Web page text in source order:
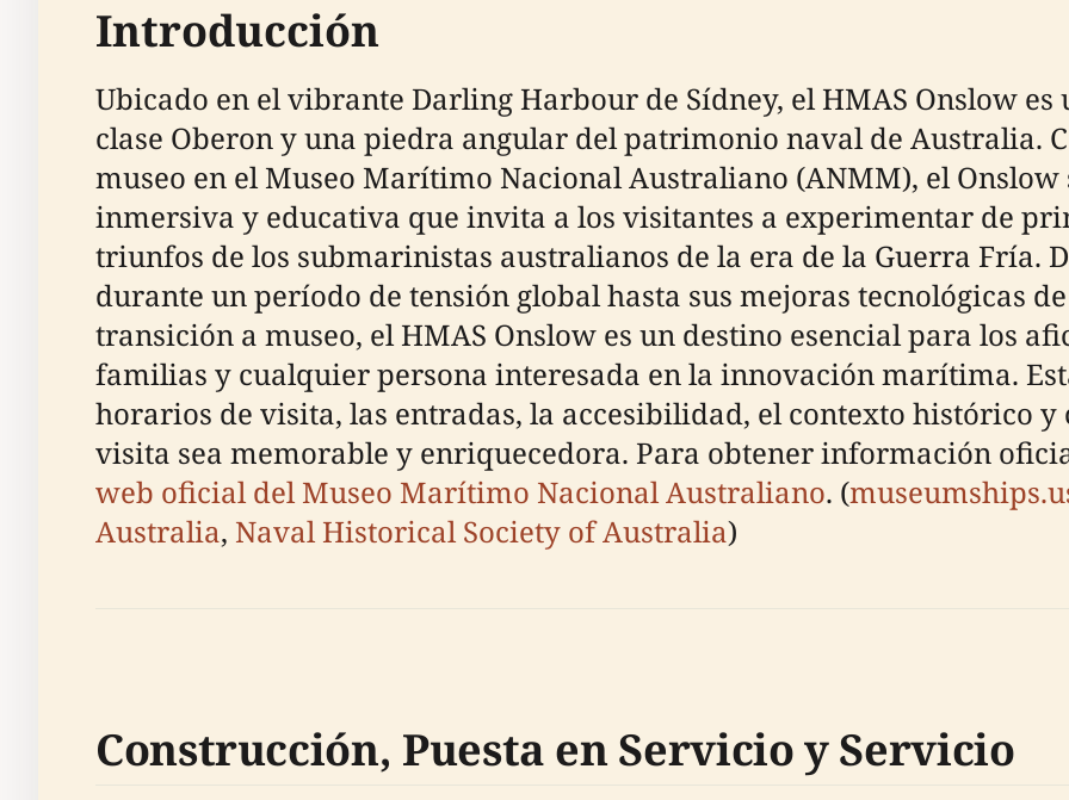
Introducción
Ubicado en el vibrante Darling Harbour de Sídney, el HMAS Onslow
clase Oberon y una piedra angular del patrimonio naval de Australia.
museo en el Museo Marítimo Nacional Australiano (ANMM), el
inmersiva y educativa que invita a los visitantes a experimentar de
triunfos de los submarinistas australianos de la era de la Guerra Fría.
durante un período de tensión global hasta sus mejoras tecnológicas
transición a museo, el HMAS Onslow es un destino esencial para los
familias y cualquier persona interesada en la innovación marítima.
horarios de visita, las entradas, la accesibilidad, el contexto histórico y
visita sea memorable y enriquecedora. Para obtener información
web oficial del Museo Marítimo Nacional Australiano. (
Australia, Naval Historical Society of Australia)
Construcción, Puesta en Servicio y Servicio